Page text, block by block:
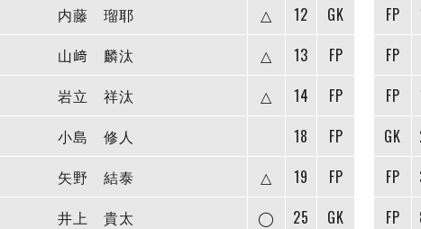
内藤 瑠耶
△ 12
GK
山﨑 麟汰 △ 13
FP
岩立 祥汰 △ 14
FP
小島 修人
18
FP
矢野 結泰 △ 19
FP
井上 貴太
◯ 25
GK
FP
FP
FP
GK
FP
FP